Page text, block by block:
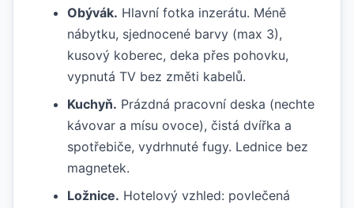
Obývák. Hlavní fotka inzerátu. Méně
nábytku, sjednocené barvy (max 3),
kusový koberec, deka přes pohovku,
vypnutá TV bez změti kabelů.
Kuchyň. Prázdná pracovní deska (nechte
kávovar a mísu ovoce), čistá dvířka a
spotřebiče, vydrhnuté fugy. Lednice bez
magnetek.
Ložnice. Hotelový vzhled: povlečená